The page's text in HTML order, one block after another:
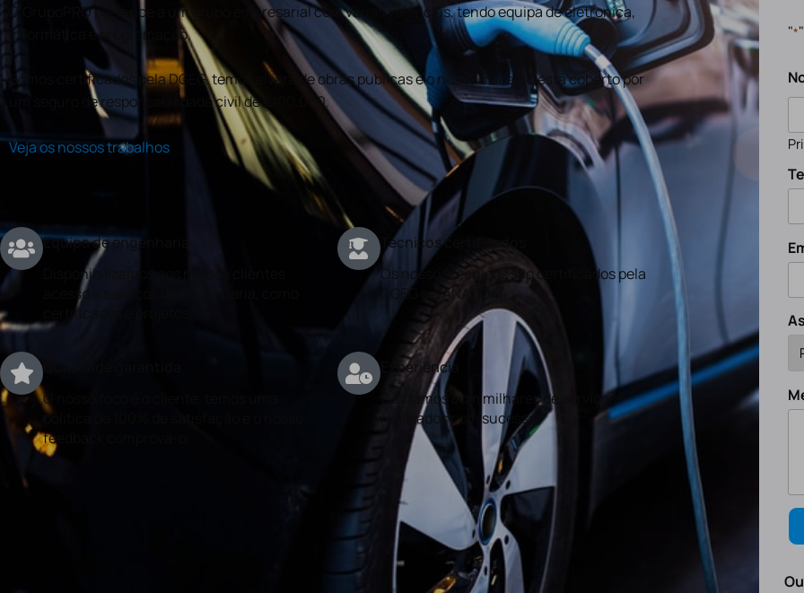
O GrupoPRO pertence a um grupo empresarial com várias valências, tendo equipa de eletronica,
informática e programação.
Somos certificados pela DGEG, temos alvará de obras publicas e o nosso trabalho está coberto por
um seguro de responsabilidade civil de €100.000.
Veja os nossos trabalhos
Equipa de engenharia
Disponibilizamos aos nossos clientes
acesso a serviços de engenharia, como
certificados e projetos.
Técnicos certificados
Os nossos técnicos são certificados pela
DGEG e a ANACOM
O nosso foco é o cliente, temos uma
politica de 100% de satisfação e o nosso
feedback comprova-o.
Experiência
Contamos com milhares de serviços
realizados com sucesso.
"*